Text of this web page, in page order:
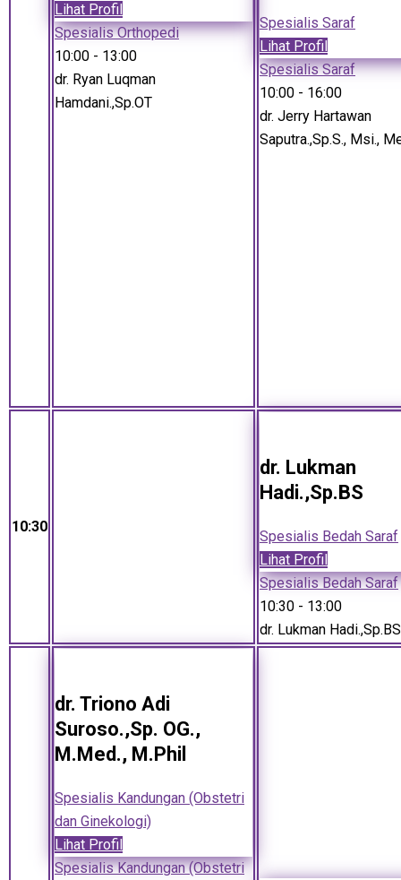
Lihat Profil
Spesialis Orthopedi
10:00 - 13:00
dr. Ryan Luqman
Hamdani.,Sp.OT
Spesialis Saraf
Lihat Profil
Spesialis Saraf
10:00 - 16:00
dr. Jerry Hartawan
Saputra.,Sp.S., Msi.,
10:30
dr. Lukman
Hadi.,Sp.BS
Spesialis Bedah Saraf
Lihat Profil
Spesialis Bedah Saraf
10:30 - 13:00
dr. Lukman Hadi.,Sp.BS
dr. Triono Adi
Suroso.,Sp. OG.,
M.Med., M.Phil
Spesialis Kandungan (Obstetri
dan Ginekologi)
Lihat Profil
Spesialis Kandungan (Obstetri